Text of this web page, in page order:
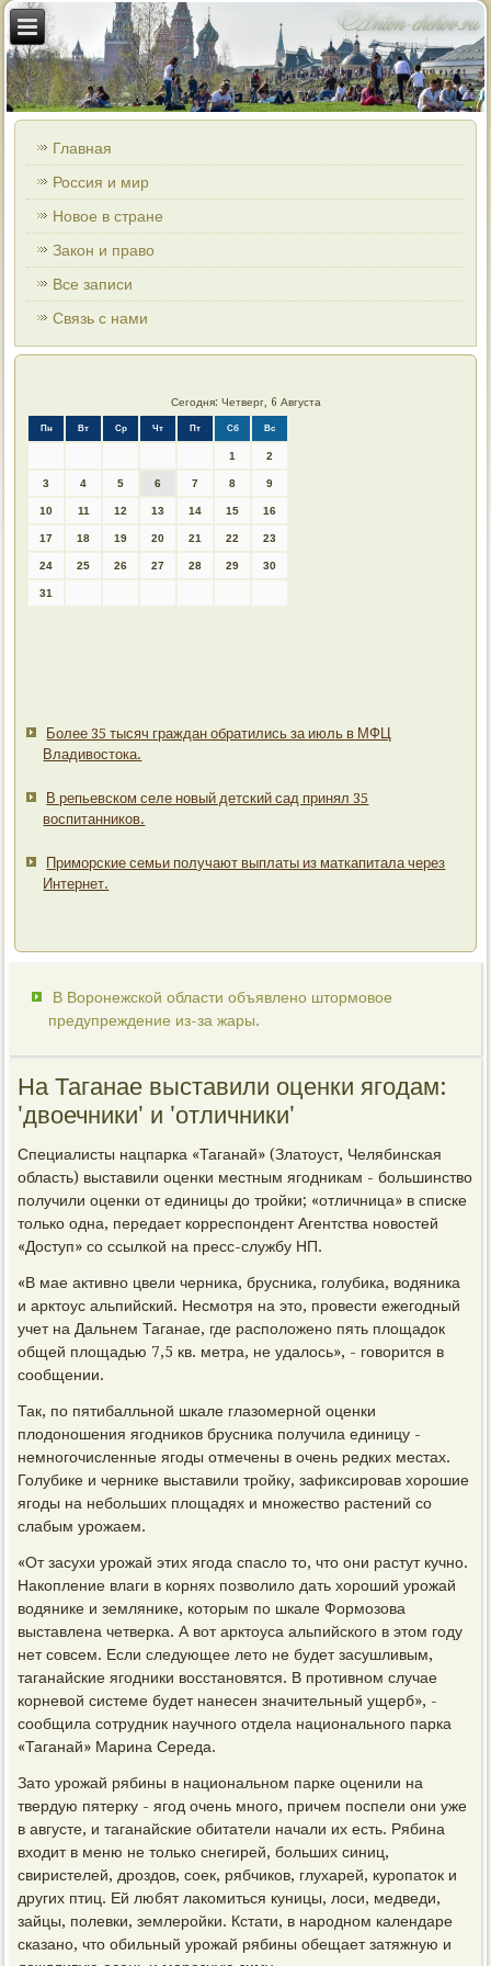
Главная
Россия и мир
Новое в стране
Закон и право
Все записи
Связь с нами
Сегодня: Четверг, 6 Августа
Пн Вт Ср Чт Пт Сб Вс
1 2
3 4 5 6 7 8 9
10 11 12 13 14 15 16
17 18 19 20 21 22 23
24 25 26 27 28 29 30
31
Более 35 тысяч граждан обратились за июль в МФЦ
Владивостока.
В репьевском селе новый детский сад принял 35
воспитанников.
Приморские семьи получают выплаты из маткапитала через
Интернет.
В Воронежской области объявлено штормовое
предупреждение из-за жары.
На Таганае выставили оценки ягодам:
'двоечники' и 'отличники'
Специалисты нацпарка «Таганай» (Златоуст, Челябинская
область) выставили оценки местным ягодникам - большинство
получили оценки от единицы до тройки; «отличница» в списке
только одна, передает корреспондент Агентства новостей
«Доступ» со ссылкой на пресс-службу НП.
«В мае активно цвели черника, брусника, голубика, водяника
и арктоус альпийский. Несмотря на это, провести ежегодный
учет на Дальнем Таганае, где расположено пять площадок
общей площадью 7,5 кв. метра, не удалось», - говорится в
сообщении.
Так, по пятибалльной шкале глазомерной оценки
плодоношения ягодников брусника получила единицу -
немногочисленные ягоды отмечены в очень редких местах.
Голубике и чернике выставили тройку, зафиксировав хорошие
ягоды на небольших площадях и множество растений со
слабым урожаем.
«От засухи урожай этих ягода спасло то, что они растут кучно.
Накопление влаги в корнях позволило дать хороший урожай
водянике и землянике, которым по шкале Формозова
выставлена четверка. А вот арктоуса альпийского в этом году
нет совсем. Если следующее лето не будет засушливым,
таганайские ягодники восстановятся. В противном случае
корневой системе будет нанесен значительный ущерб», -
сообщила сотрудник научного отдела национального парка
«Таганай» Марина Середа.
Зато урожай рябины в национальном парке оценили на
твердую пятерку - ягод очень много, причем поспели они уже
в августе, и таганайские обитатели начали их есть. Рябина
входит в меню не только снегирей, больших синиц,
свиристелей, дроздов, соек, рябчиков, глухарей, куропаток и
других птиц. Ей любят лакомиться куницы, лоси, медведи,
зайцы, полевки, землеройки. Кстати, в народном календаре
сказано, что обильный урожай рябины обещает затяжную и